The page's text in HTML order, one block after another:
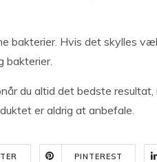
bakterier. Hvis det skylles
bakterier.
du altid det bedste resultat,
er aldrig at anbefale.
PINTEREST